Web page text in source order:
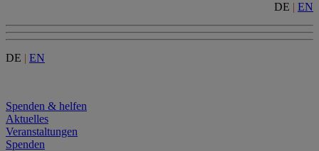
DE | EN
DE | EN
Spenden & helfen
Aktuelles
Veranstaltungen
Spenden